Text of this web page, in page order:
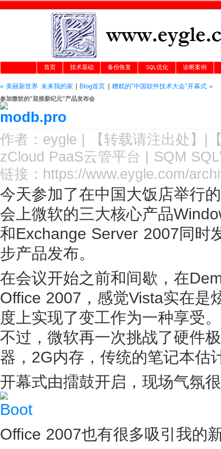
首页 技术基础 备份恢复 SQL优化 诊断案例
« 美丽新世界 未来我的家 Blog首页 糟糕的"中国软件技术大会"开幕式 »
参加微软的"迎接新纪元"产品发布会
作者： eygle | 【转载请注出处 】|
zCloud PaaS云管平台 | SQM
链接： https://www.eygle.com/
今天参加了在中国大饭店举行
会上微软的三大核心产品
和Exchange Server 2007同时
步产品发布。
在会议开始之前和间歇，在
Office 2007，感觉Vista实在是
度上实现了变工作为一种享受。
不过，微软再一次挑战了硬件
器，2G内存，传统的笔记本估
开幕式由擂鼓开启，现场气氛
Office 2007也有很多吸引我的